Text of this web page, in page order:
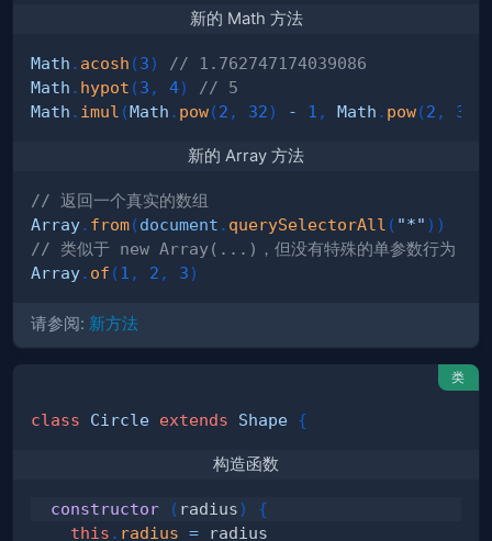
新的 Math 方法
Math . acosh (3)
// 1.762747174039086
Math . hypot (3 , 4)
// 5
Math . imul (Math . pow(2 , 32) - 1 , Math . pow(2 , 32
新的 Array 方法
// 返回一个真实的数组
Array. from(document . querySelectorAll ( "*" ) )
// 类似于 new Array(...)，但没有特殊的单参数行为
Array. of (1 , 2 , 3)
请参阅: 新方法
类
class Circle extends Shape {
构造函数
constructor ( radius)
{
this . radius =